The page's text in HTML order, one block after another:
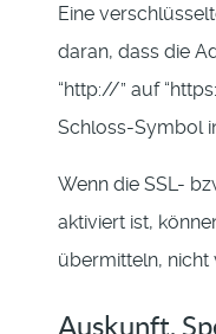
Eine
daran, dass die
“http://” auf
Schloss-Symbol
Wenn die SSL-
aktiviert ist,
übermitteln, nicht
Auskunft,